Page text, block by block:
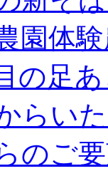
園体
の足
らい
のご